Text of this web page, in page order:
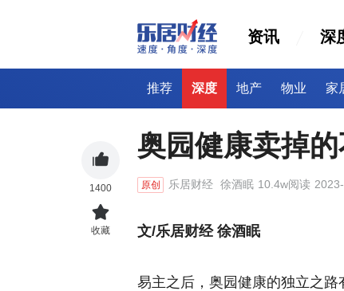
资讯 深
推荐 深度 地产 物业 家
奥园健康卖掉
原创 乐居财经 徐酒眠 10.4w阅读
文/乐居财经 徐酒眠
易主之后，奥园健康的独立之路
1400
收藏